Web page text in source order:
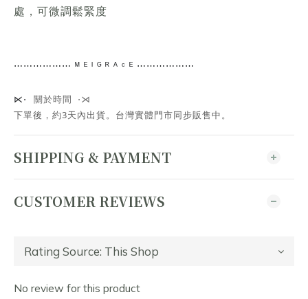
處，可微調鬆緊度
⋯⋯ ⋯⋯⋯⋯ ᴹ ᴱ ᴵ ᴳ ᴿ ᴬ ᶜ ᴱ ⋯⋯⋯⋯ ⋯⋯
⋉⋅ 關於時間 ⋅⋊
下單後，約3天內出貨。台灣實體門市同步販售中。
SHIPPING & PAYMENT
CUSTOMER REVIEWS
No review for this product